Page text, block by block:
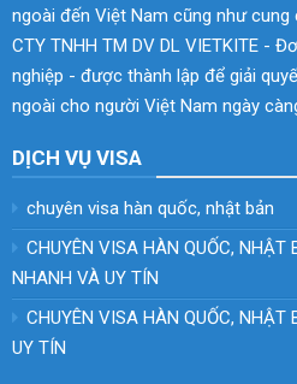
ngoài đến Việt Nam cũng như
CTY TNHH TM DV DL VIETKITE -
nghiệp - được thành lập để giải
ngoài cho người Việt Nam ngày
DỊCH VỤ VISA
chuyên visa hàn quốc, nhật bản
CHUYÊN VISA HÀN QUỐC,
NHANH VÀ UY TÍN
CHUYÊN VISA HÀN QUỐC,
UY TÍN